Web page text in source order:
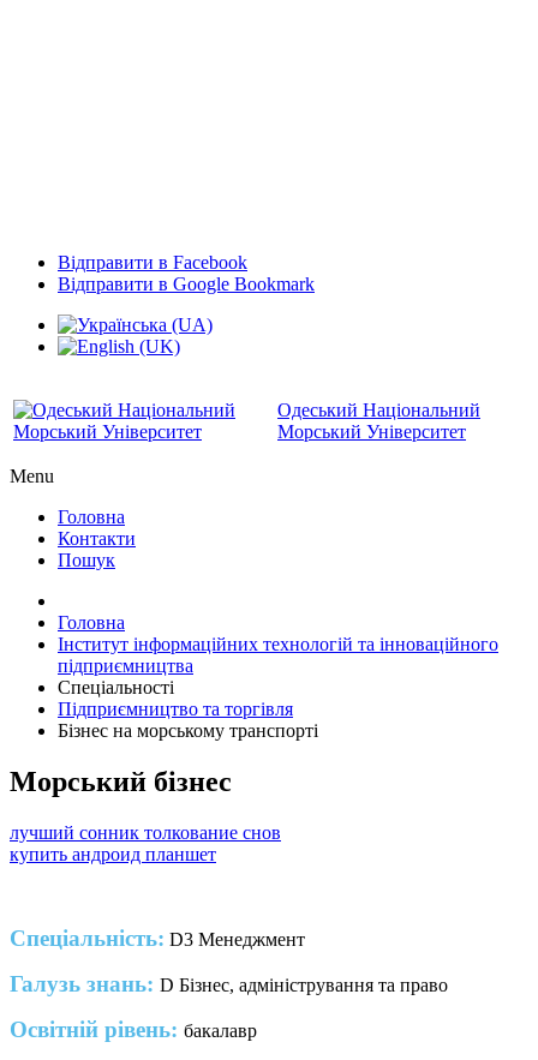
Відправити в Facebook
Відправити в Google Bookmark
Одеський Національний
Морський Університет
Menu
Головна
Контакти
Пошук
Головна
Інститут інформаційних технологій та інноваційного
підприємництва
Спеціальності
Підприємництво та торгівля
Бізнес на морському транспорті
Морський бізнес
лучший сонник толкование снов
купить андроид планшет
Спеціальність: D3 Менеджмент
Галузь знань: D Бізнес, адміністрування та право
Освітній рівень: бакалавр